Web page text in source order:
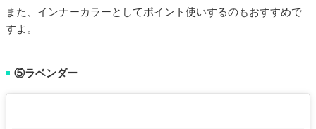
また、インナーカラーとしてポイント使いするのもおすすめで
すよ。
■ ⑤ラベンダー